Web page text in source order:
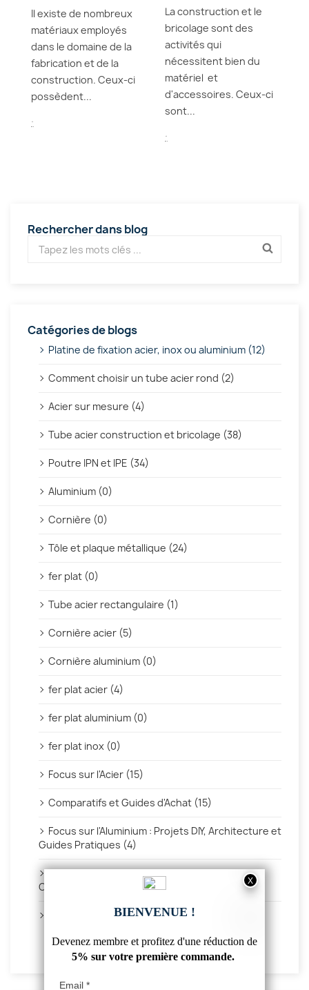
Il existe de nombreux
matériaux employés
dans le domaine de la
fabrication et de la
construction. Ceux-ci
possèdent...
.
La construction et le
bricolage sont des
activités qui
nécessitent bien du
matériel et
d'accessoires. Ceux-ci
sont...
.
Rechercher dans blog
Catégories de blogs
Platine de fixation acier, inox ou aluminium (12)
Comment choisir un tube acier rond (2)
Acier sur mesure (4)
Tube acier construction et bricolage (38)
Poutre IPN et IPE (34)
Aluminium (0)
Cornière (0)
Tôle et plaque métallique (24)
fer plat (0)
Tube acier rectangulaire (1)
Cornière acier (5)
Cornière aluminium (0)
fer plat acier (4)
fer plat aluminium (0)
fer plat inox (0)
Focus sur l'Acier (15)
Comparatifs et Guides d'Achat (15)
Focus sur l'Aluminium : Projets DIY, Architecture et
Guides Pratiques (4)
Focus sur l'Inox : Propriétés, Projets DIY et
Conseils d'Entretien (2)
Utilisations des caillebotis métalliques (5)
VOIR TOUT